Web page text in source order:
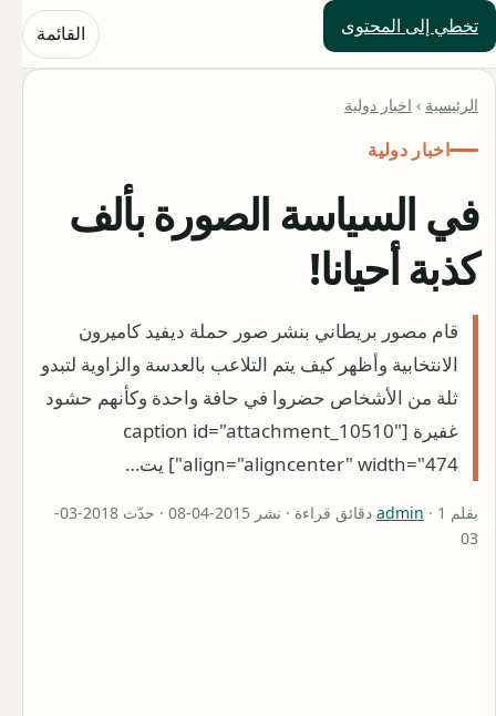
تخطي إلى المحتوى
حلول العالم القائمة
الرئيسية › اخبار دولية
اخبار دولية
في السياسة الصورة بألف
كذبة أحيانا!
قام مصور بريطاني بنشر صور حملة ديفيد كاميرون
الانتخابية وأظهر كيف يتم التلاعب بالعدسة والزاوية لتبدو
ثلة من الأشخاص حضروا في حافة واحدة وكأنهم حشود
غفيرة [caption id="attachment_10510"
align="aligncenter" width="474"] يت…
بقلم admin
· 1 دقائق قراءة · نشر 2015-04-08 · حدّث 2018-03-
03